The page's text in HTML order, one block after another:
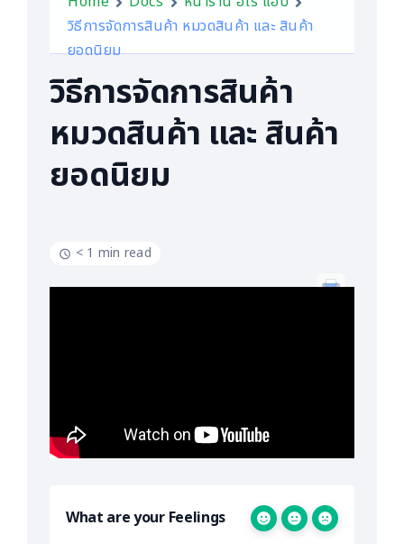
วิธีการจัดการสินค้า หมวดสินค้า และ สินค้า
ยอดนิยม
วิธีการจัดการสินค้า
หมวดสินค้า และ สินค้า
ยอดนิยม
< 1 min read
What are your Feelings